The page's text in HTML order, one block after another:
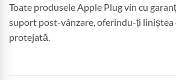
Toate produsele Apple Plug vin cu
suport post-vânzare, oferindu-ți liniștea
protejată.